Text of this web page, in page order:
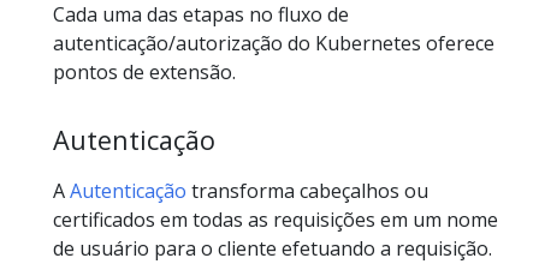
Cada uma das etapas no fluxo de
autenticação/autorização do Kubernetes oferece
pontos de extensão.
Autenticação
AAutenticação transforma cabeçalhos ou
certificados em todas as requisições em um nome
de usuário para o cliente efetuando a requisição.